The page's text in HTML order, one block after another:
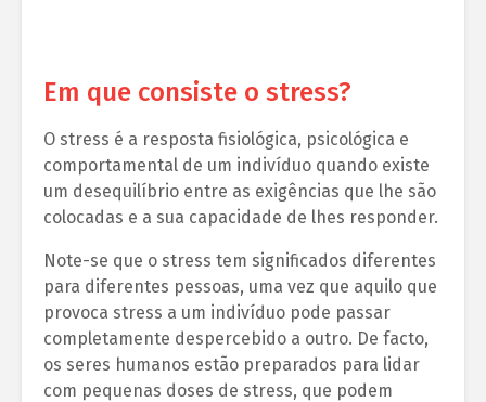
Em que consiste o stress?
O stress é a resposta fisiológica, psicológica e
comportamental de um indivíduo quando existe
um desequilíbrio entre as exigências que lhe são
colocadas e a sua capacidade de lhes responder.
Note-se que o stress tem significados diferentes
para diferentes pessoas, uma vez que aquilo que
provoca stress a um indivíduo pode passar
completamente despercebido a outro. De facto,
os seres humanos estão preparados para lidar
com pequenas doses de stress, que podem